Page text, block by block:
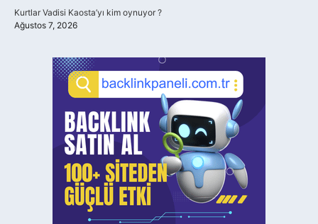
Kurtlar Vadisi Kaosta’yı kim oynuyor ?
Ağustos 7, 2026